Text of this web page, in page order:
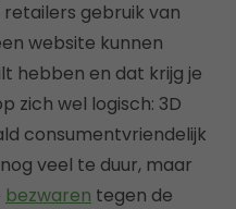
gebruik van
website kunnen
hebben en dat krijg je
zich wel logisch: 3D
consumentvriendelijk
veel te duur, maar
bezwaren tegen de